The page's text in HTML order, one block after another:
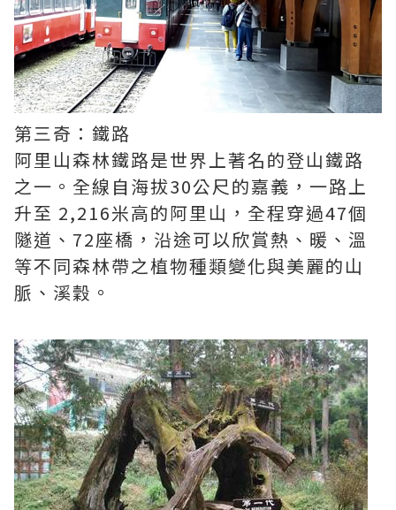
第三奇：鐵路
阿里山森林鐵路是世界上著名的登山鐵路
之一。全線自海拔30公尺的嘉義，一路上
升至 2,216米高的阿里山，全程穿過47個
隧道、72座橋，沿途可以欣賞熱、暖、溫
等不同森林帶之植物種類變化與美麗的山
脈、溪穀。